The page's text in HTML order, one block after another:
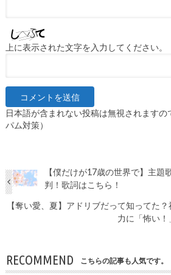
上に表示された文字を入力してください。
日本語が含まれない投稿は無視されますの
パム対策）
【僕だけが17歳の世界で】主題
判！歌詞はこちら！
【奪い愛、夏】アドリブだって知ってた
力に「怖い！
RECOMMEND こちらの記事も人気です。